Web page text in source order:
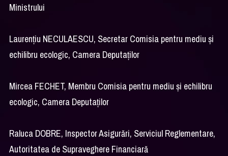
Ministrului
Laurențiu NECULAESCU, Secretar Comisia pentru mediu și
echilibru ecologic, Camera Deputaților
Mircea FECHET, Membru Comisia pentru mediu și echilibru
ecologic, Camera Deputaților
Raluca DOBRE, Inspector Asigurări, Serviciul Reglementare,
Autoritatea de Supraveghere Financiară